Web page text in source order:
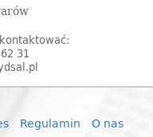
31
Regulamin
O nas